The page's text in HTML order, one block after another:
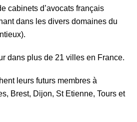
cabinets d’avocats français
dans les divers domaines du
dans plus de 21 villes en France.
leurs futurs membres à
Brest, Dijon, St Etienne, Tours et